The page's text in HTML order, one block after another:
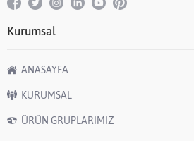
Kurumsal
ANASAYFA
KURUMSAL
ÜRÜN GRUPLARIMIZ